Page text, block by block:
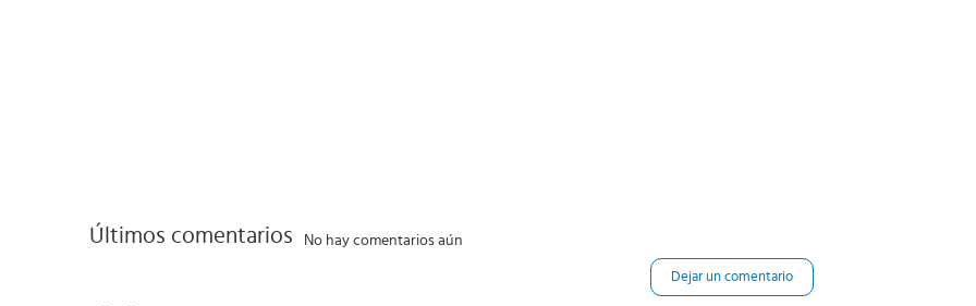
Últimos comentarios No hay comentarios aún
Dejar un comentario